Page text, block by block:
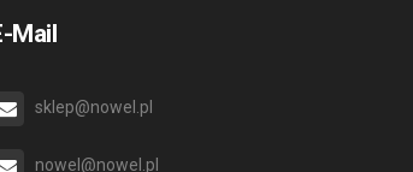
Mail
sklep@nowel.pl
nowel@nowel.pl